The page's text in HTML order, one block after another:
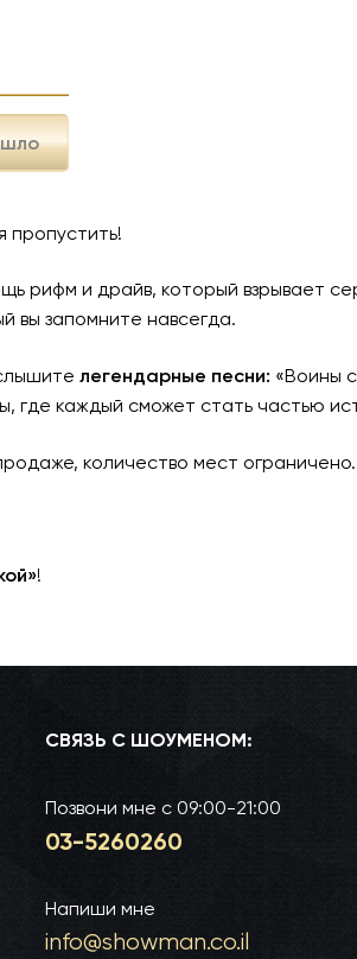
пропустить!
рифм и драйв, который взрывает
вы запомните навсегда.
легендарные песни: «Воины
где каждый сможет стать частью
количество мест ограничено.
!
СВЯЗЬ С ШОУМЕНОМ:
Позвони мне с 09:00-21:00
03-52­60­260
Напиши мне
info@show­man.co.il